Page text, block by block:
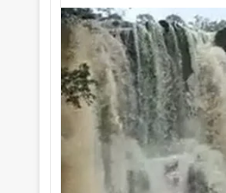
l
o
w
o
n
X
n
d
a
n
e
m
a